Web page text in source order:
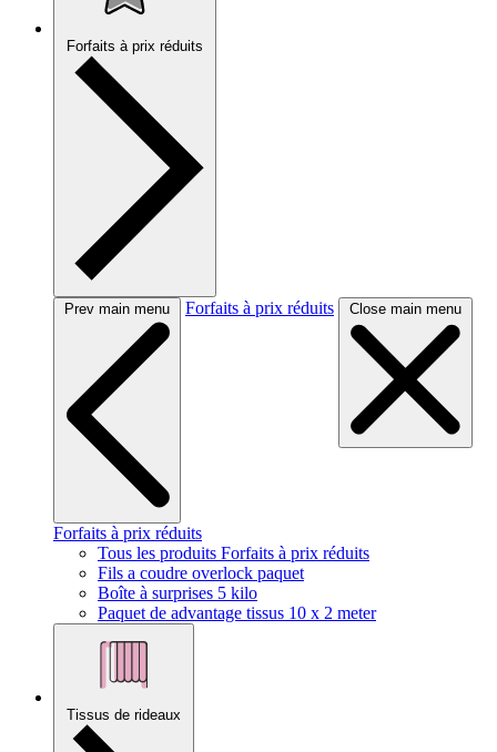
Forfaits à prix réduits
Prev main menu Forfaits à prix réduits Close main menu
Forfaits à prix réduits
Tous les produits Forfaits à prix réduits
Fils a coudre overlock paquet
Boîte à surprises 5 kilo
Paquet de advantage tissus 10 x 2 meter
Tissus de rideaux